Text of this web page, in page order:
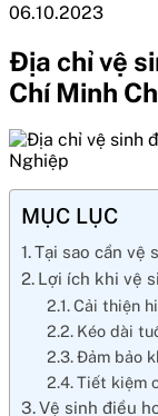
06.10.2023
Địa chỉ vệ
Chí Minh
MỤC LỤC
Tại sao cần vệ
Lợi ích khi vệ
Cải thiện
Kéo dài
Đảm bảo
Tiết kiệm
Vệ sinh điều